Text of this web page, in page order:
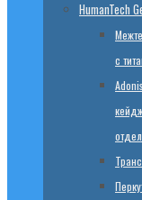
HumanTech
с